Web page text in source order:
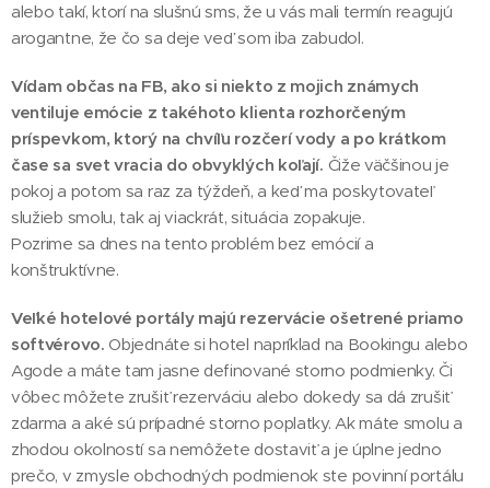
alebo takí, ktorí na slušnú sms, že u vás mali termín reagujú
arogantne, že čo sa deje veď som iba zabudol.
Vídam občas na FB, ako si niekto z mojich známych
ventiluje emócie z takéhoto klienta rozhorčeným
príspevkom, ktorý na chvíľu rozčerí vody a po krátkom
čase sa svet vracia do obvyklých koľají. Čiže väčšinou je
pokoj a potom sa raz za týždeň, a keď ma poskytovateľ
služieb smolu, tak aj viackrát, situácia zopakuje.
Pozrime sa dnes na tento problém bez emócií a
konštruktívne.
Veľké hotelové portály majú rezervácie ošetrené priamo
softvérovo. Objednáte si hotel napríklad na Bookingu alebo
Agode a máte tam jasne definované storno podmienky. Či
vôbec môžete zrušiť rezerváciu alebo dokedy sa dá zrušiť
zdarma a aké sú prípadné storno poplatky. Ak máte smolu a
zhodou okolností sa nemôžete dostaviť a je úplne jedno
prečo, v zmysle obchodných podmienok ste povinní portálu